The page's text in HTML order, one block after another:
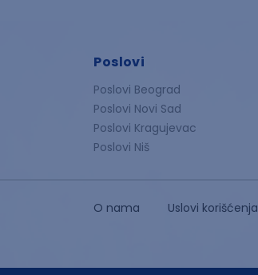
Poslovi
Poslovi Beograd
Poslovi Novi Sad
Poslovi Kragujevac
Poslovi Niš
O nama Uslovi korišćenja